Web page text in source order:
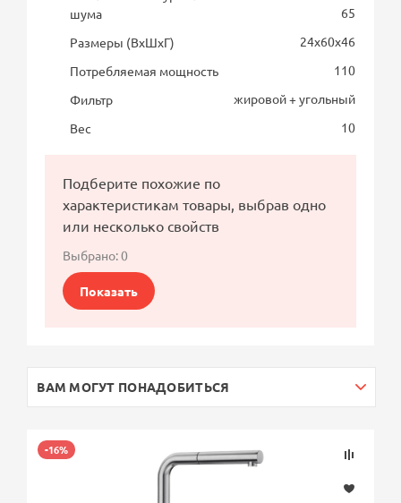
шума
65
Размеры (ВхШхГ)
24х60х46
Потребляемая мощность
110
Фильтр
жировой + угольный
Вес
10
Подберите похожие по
характеристикам товары, выбрав одно
или несколько свойств
Выбрано:0
Показать
ВАМ МОГУТ ПОНАДОБИТЬСЯ
-16%